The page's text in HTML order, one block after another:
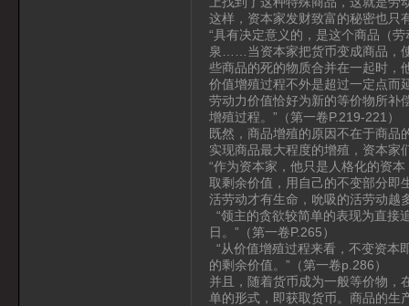
这样，资本家发财致富的秘密也只
“具有决定意义的，是这个商品（
泉……当资本家把货币变成商品，
些商品的死的物质合并在一起时
价值增殖过程不外是超过一定点而
劳动力价值恰好为新的等价物所补
增殖过程。”（第一卷P.219-221）
既然，商品增殖的原因不在于商品
实现商品最大程度的增殖，资本家
“作为资本家，他只是人格化的资
取剩余价值，用自己的不变部分即
活劳动才有生命，吮吸的活劳动越
“领主的贪欲较简单的表现为直接
日。”（第一卷P.265）
“从价值增殖过程来看，不变资本
的剩余价值。”（第一卷p.286）
并且，随着货币成为一般等价物，
单的形式，即获取货币。商品的